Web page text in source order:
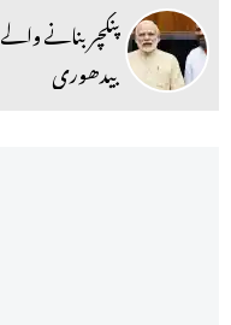
پنکچر بنانے
بیدھوری